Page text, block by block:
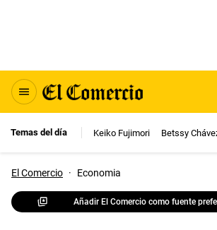
Temas del día Keiko Fujimori Betssy
El Comercio · Economia
Añadir El Comercio como fuente